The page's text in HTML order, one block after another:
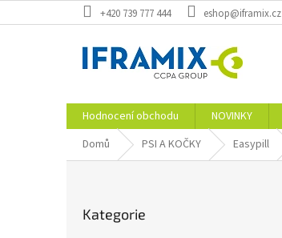
na
+420 739 777 444 eshop@iframix.cz
Hodnocení obchodu NOVINKY
Domů
PSI A KOČKY Easypill
kategorie
Kategorie